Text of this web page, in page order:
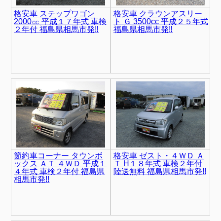
格安車 ステップワゴン
2000㏄ 平成１７年式 車検
２年付 福島県相馬市発‼
格安車 クラウンアスリー
ト Ｇ 3500cc 平成２５年式
福島県相馬市発‼
節約車コーナー タウンボ
ックス ＡＴ ４ＷＤ 平成１
４年式 車検２年付 福島県
相馬市発!!
格安車 ゼスト・４ＷＤ Ａ
Ｔ H１８年式 車検２年付
陸送無料 福島県相馬市発!!